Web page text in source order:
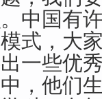
中国有
式，大
一些优
，他们